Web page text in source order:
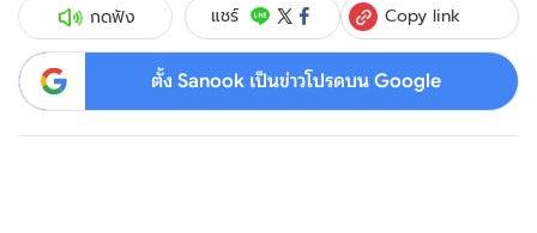
กดฟัง แชร์ Copy link
ตั้ง Sanook เป็นข่าวโปรดบน Google